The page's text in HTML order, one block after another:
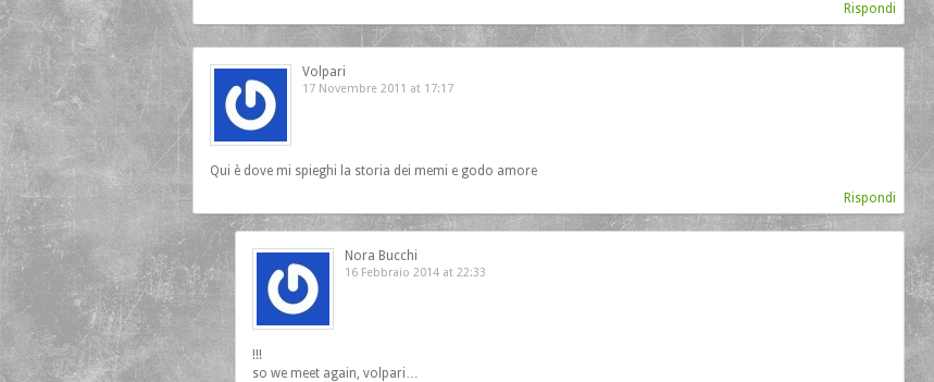
Rispondi
Volpari
17 Novembre 2011 at 17:17
Qui è dove mi spieghi la storia dei memi e godo amore
Rispondi
Nora Bucchi
16 Febbraio 2014 at 22:33
!!!
so we meet again, volpari…